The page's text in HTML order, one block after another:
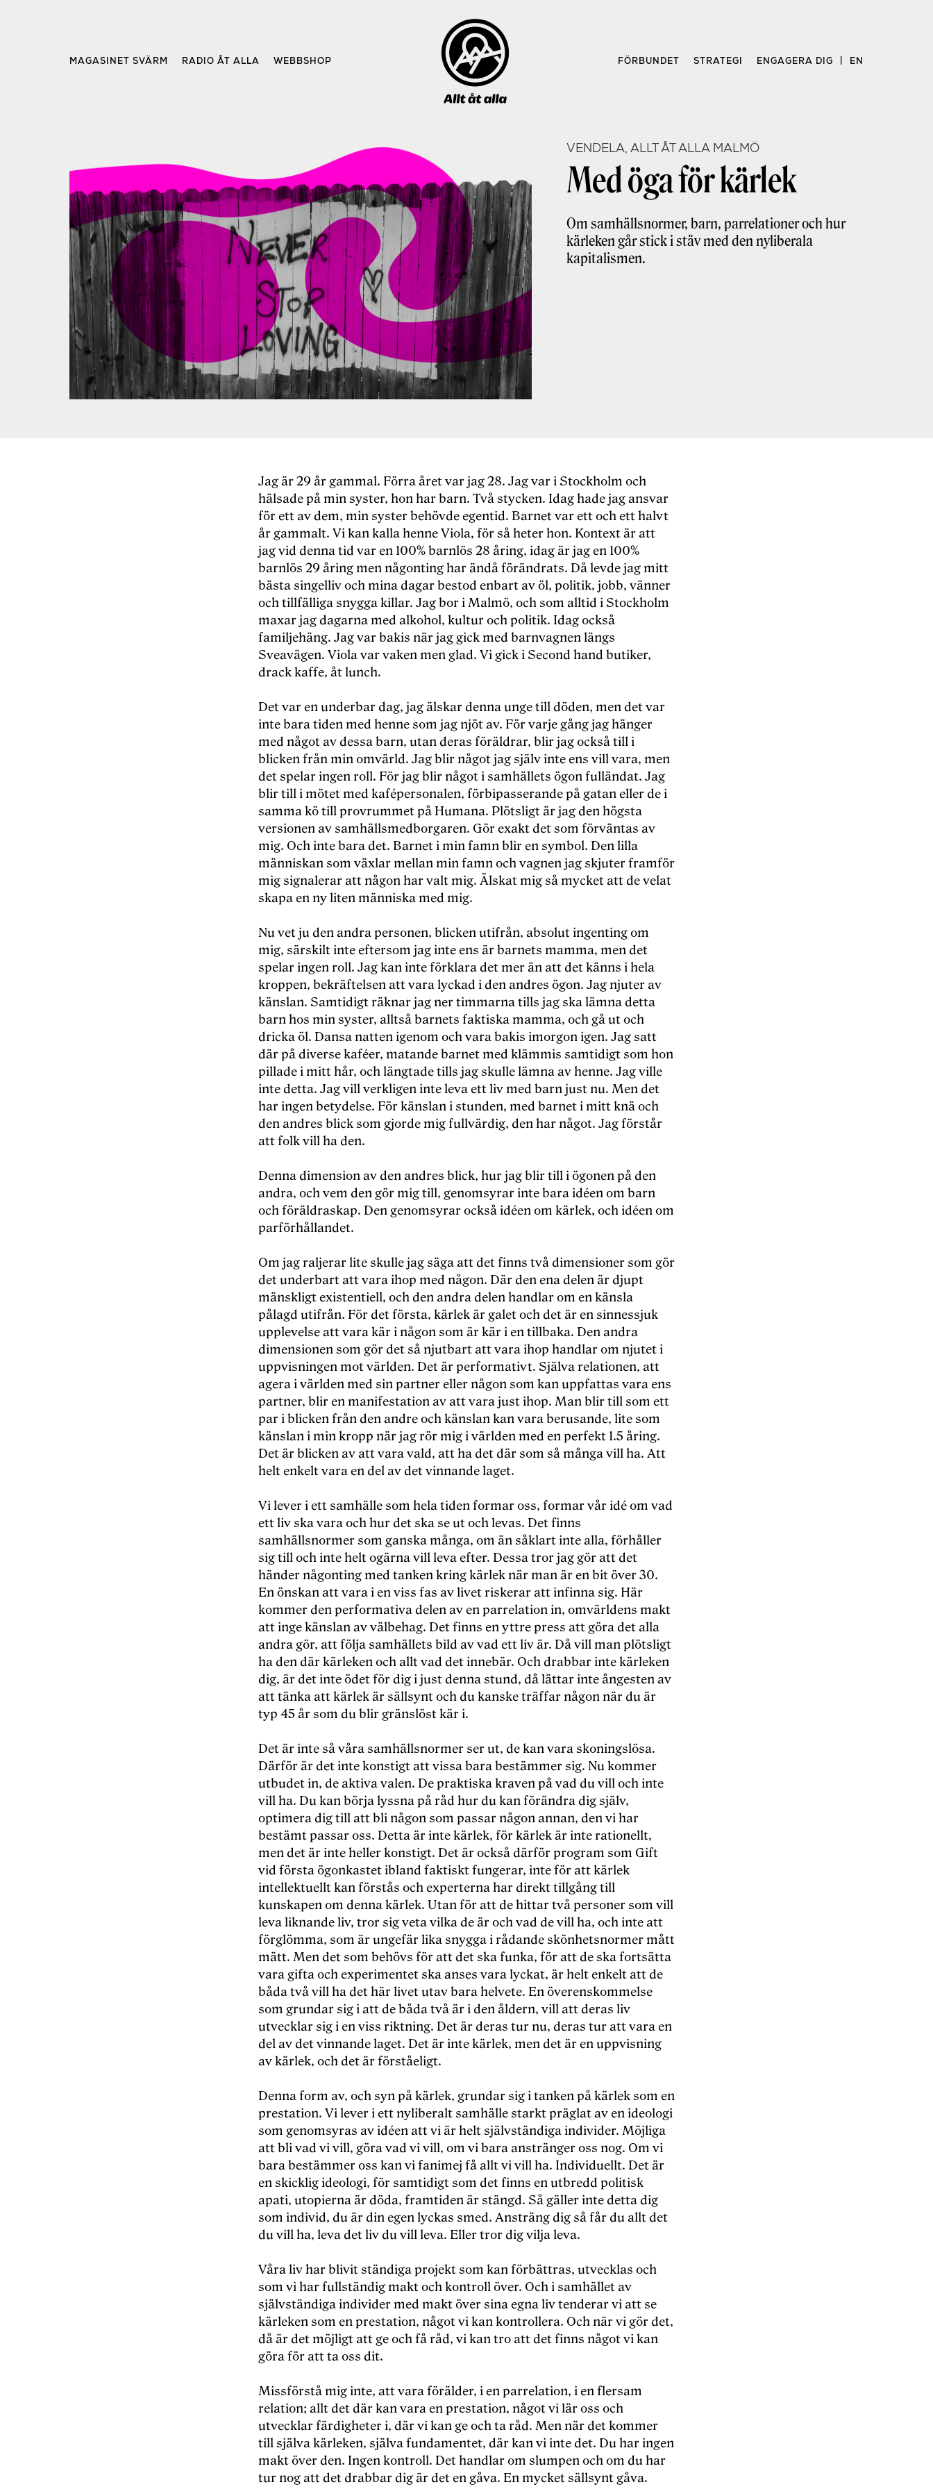
MAGASINET SVÄRM RADIO ÅT ALLA WEBBSHOP FÖRBUNDET STRATEGI ENGAGERA DIG EN
VENDELA, ALLT ÅT ALLA MALMÖ
Med öga för kärlek
Om samhällsnormer, barn, parrelationer och hur
kärleken går stick i stäv med den nyliberala
kapitalismen.
Jag är 29 år gammal. Förra året var jag 28. Jag var i Stockholm och
hälsade på min syster, hon har barn. Två stycken. Idag hade jag ansvar
för ett av dem, min syster behövde egentid. Barnet var ett och ett halvt
år gammalt. Vi kan kalla henne Viola, för så heter hon. Kontext är att
jag vid denna tid var en 100% barnlös 28 åring, idag är jag en 100%
barnlös 29 åring men någonting har ändå förändrats. Då levde jag mitt
bästa singelliv och mina dagar bestod enbart av öl, politik, jobb, vänner
och tillfälliga snygga killar. Jag bor i Malmö, och som alltid i Stockholm
maxar jag dagarna med alkohol, kultur och politik. Idag också
familjehäng. Jag var bakis när jag gick med barnvagnen längs
Sveavägen. Viola var vaken men glad. Vi gick i Second hand butiker,
drack kaffe, åt lunch.
Det var en underbar dag, jag älskar denna unge till döden, men det var
inte bara tiden med henne som jag njöt av. För varje gång jag hänger
med något av dessa barn, utan deras föräldrar, blir jag också till i
blicken från min omvärld. Jag blir något jag själv inte ens vill vara, men
det spelar ingen roll. För jag blir något i samhällets ögon fulländat. Jag
blir till i mötet med kafépersonalen, förbipasserande på gatan eller de i
samma kö till provrummet på Humana. Plötsligt är jag den högsta
versionen av samhällsmedborgaren. Gör exakt det som förväntas av
mig. Och inte bara det. Barnet i min famn blir en symbol. Den lilla
människan som växlar mellan min famn och vagnen jag skjuter framför
mig signalerar att någon har valt mig. Älskat mig så mycket att de velat
skapa en ny liten människa med mig.
Nu vet ju den andra personen, blicken utifrån, absolut ingenting om
mig, särskilt inte eftersom jag inte ens är barnets mamma, men det
spelar ingen roll. Jag kan inte förklara det mer än att det känns i hela
kroppen, bekräftelsen att vara lyckad i den andres ögon. Jag njuter av
känslan. Samtidigt räknar jag ner timmarna tills jag ska lämna detta
barn hos min syster, alltså barnets faktiska mamma, och gå ut och
dricka öl. Dansa natten igenom och vara bakis imorgon igen. Jag satt
där på diverse kaféer, matande barnet med klämmis samtidigt som hon
pillade i mitt hår, och längtade tills jag skulle lämna av henne. Jag ville
inte detta. Jag vill verkligen inte leva ett liv med barn just nu. Men det
har ingen betydelse. För känslan i stunden, med barnet i mitt knä och
den andres blick som gjorde mig fullvärdig, den har något. Jag förstår
att folk vill ha den.
Denna dimension av den andres blick, hur jag blir till i ögonen på den
andra, och vem den gör mig till, genomsyrar inte bara idéen om barn
och föräldraskap. Den genomsyrar också idéen om kärlek, och idéen om
parförhållandet.
Om jag raljerar lite skulle jag säga att det finns två dimensioner som gör
det underbart att vara ihop med någon. Där den ena delen är djupt
mänskligt existentiell, och den andra delen handlar om en känsla
pålagd utifrån. För det första, kärlek är galet och det är en sinnessjuk
upplevelse att vara kär i någon som är kär i en tillbaka. Den andra
dimensionen som gör det så njutbart att vara ihop handlar om njutet i
uppvisningen mot världen. Det är performativt. Själva relationen, att
agera i världen med sin partner eller någon som kan uppfattas vara ens
partner, blir en manifestation av att vara just ihop. Man blir till som ett
par i blicken från den andre och känslan kan vara berusande, lite som
känslan i min kropp när jag rör mig i världen med en perfekt 1.5 åring.
Det är blicken av att vara vald, att ha det där som så många vill ha. Att
helt enkelt vara en del av det vinnande laget.
Vi lever i ett samhälle som hela tiden formar oss, formar vår idé om vad
ett liv ska vara och hur det ska se ut och levas. Det finns
samhällsnormer som ganska många, om än såklart inte alla, förhåller
sig till och inte helt ogärna vill leva efter. Dessa tror jag gör att det
händer någonting med tanken kring kärlek när man är en bit över 30.
En önskan att vara i en viss fas av livet riskerar att infinna sig. Här
kommer den performativa delen av en parrelation in, omvärldens makt
att inge känslan av välbehag. Det finns en yttre press att göra det alla
andra gör, att följa samhällets bild av vad ett liv är. Då vill man plötsligt
ha den där kärleken och allt vad det innebär. Och drabbar inte kärleken
dig, är det inte ödet för dig i just denna stund, då lättar inte ångesten av
att tänka att kärlek är sällsynt och du kanske träffar någon när du är
typ 45 år som du blir gränslöst kär i.
Det är inte så våra samhällsnormer ser ut, de kan vara skoningslösa.
Därför är det inte konstigt att vissa bara bestämmer sig. Nu kommer
utbudet in, de aktiva valen. De praktiska kraven på vad du vill och inte
vill ha. Du kan börja lyssna på råd hur du kan förändra dig själv,
optimera dig till att bli någon som passar någon annan, den vi har
bestämt passar oss. Detta är inte kärlek, för kärlek är inte rationellt,
men det är inte heller konstigt. Det är också därför program som Gift
vid första ögonkastet ibland faktiskt fungerar, inte för att kärlek
intellektuellt kan förstås och experterna har direkt tillgång till
kunskapen om denna kärlek. Utan för att de hittar två personer som vill
leva liknande liv, tror sig veta vilka de är och vad de vill ha, och inte att
förglömma, som är ungefär lika snygga i rådande skönhetsnormer mått
mätt. Men det som behövs för att det ska funka, för att de ska fortsätta
vara gifta och experimentet ska anses vara lyckat, är helt enkelt att de
båda två vill ha det här livet utav bara helvete. En överenskommelse
som grundar sig i att de båda två är i den åldern, vill att deras liv
utvecklar sig i en viss riktning. Det är deras tur nu, deras tur att vara en
del av det vinnande laget. Det är inte kärlek, men det är en uppvisning
av kärlek, och det är förståeligt.
Denna form av, och syn på kärlek, grundar sig i tanken på kärlek som en
prestation. Vi lever i ett nyliberalt samhälle starkt präglat av en ideologi
som genomsyras av idéen att vi är helt självständiga individer. Möjliga
att bli vad vi vill, göra vad vi vill, om vi bara anstränger oss nog. Om vi
bara bestämmer oss kan vi fanimej få allt vi vill ha. Individuellt. Det är
en skicklig ideologi, för samtidigt som det finns en utbredd politisk
apati, utopierna är döda, framtiden är stängd. Så gäller inte detta dig
som individ, du är din egen lyckas smed. Ansträng dig så får du allt det
du vill ha, leva det liv du vill leva. Eller tror dig vilja leva.
Våra liv har blivit ständiga projekt som kan förbättras, utvecklas och
som vi har fullständig makt och kontroll över. Och i samhället av
självständiga individer med makt över sina egna liv tenderar vi att se
kärleken som en prestation, något vi kan kontrollera. Och när vi gör det,
då är det möjligt att ge och få råd, vi kan tro att det finns något vi kan
göra för att ta oss dit.
Missförstå mig inte, att vara förälder, i en parrelation, i en flersam
relation; allt det där kan vara en prestation, något vi lär oss och
utvecklar färdigheter i, där vi kan ge och ta råd. Men när det kommer
till själva kärleken, själva fundamentet, där kan vi inte det. Du har ingen
makt över den. Ingen kontroll. Det handlar om slumpen och om du har
tur nog att det drabbar dig är det en gåva. En mycket sällsynt gåva.